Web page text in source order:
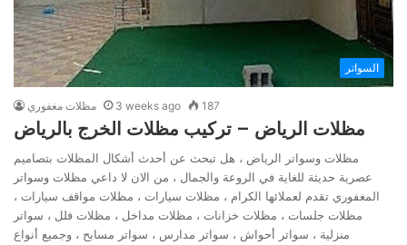
السواتر
مظلات مغفوري 3 weeks ago 187
مظلات الرياض – تركيب مظلات الخرج بالرياض
مظلات وسواتر الرياض ، هل تبحث عن أحدث أشكال المظلات بتصاميم
عصرية حديثة للغاية في الروعة والجمال ، من الان لا داعي مظلات وسواتر
المغفوري تقدم لعملائها الكرام ، مظلات سيارات ، مظلات مواقف سيارات ،
مظلات جلسات ، مظلات خزانات ، مظلات مداخل ، مظلات فلل ، سواتر
منزلية ، سواتر أحواش ، سواتر مدارس ، سواتر مسابح ، وجميع أنواع